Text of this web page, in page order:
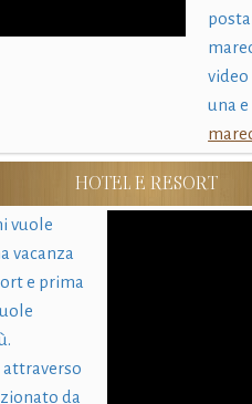
video
una
HOTEL E RESORT
vuole
vacanza
e prima
da